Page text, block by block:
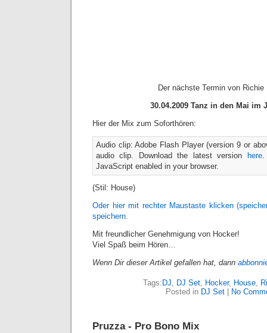
Der nächste Termin von Richie
30.04.2009 Tanz in den Mai im
Hier der Mix zum Soforthören:
Audio clip: Adobe Flash Player (version 9 or
audio clip. Download the latest version
here.
JavaScript enabled in your browser.
(Stil: House)
Oder hier mit rechter Maustaste klicken
speichern.
Mit freundlicher Genehmigung von Hocker!
Viel Spaß beim Hören…
Wenn Dir dieser Artikel gefallen hat, dann
Tags: DJ, DJ Set, Hocker, House,
Posted in DJ Set No
Pruzza - Pro Bono Mix